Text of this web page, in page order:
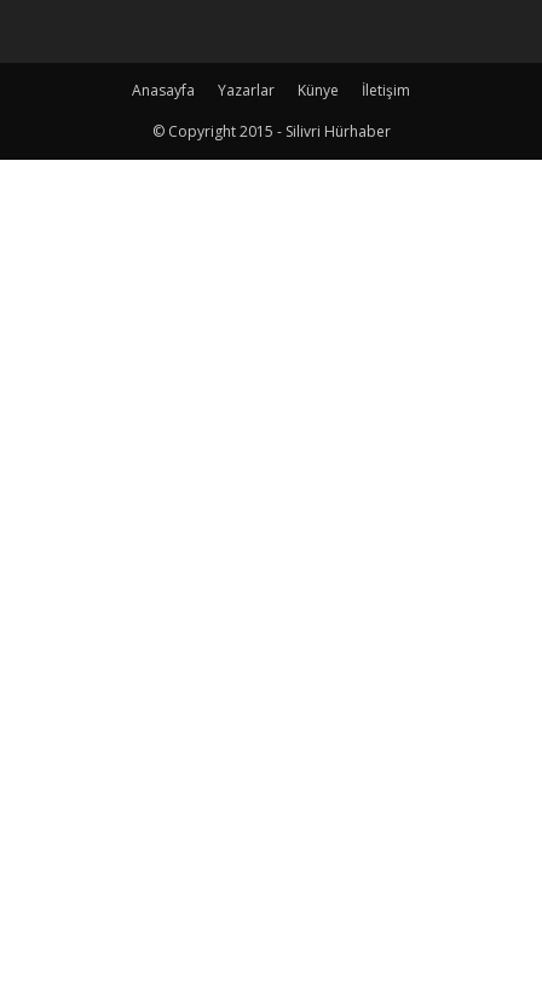
Anasayfa Yazarlar Künye
İletişim
© Copyright 2015 - Silivri Hürhaber